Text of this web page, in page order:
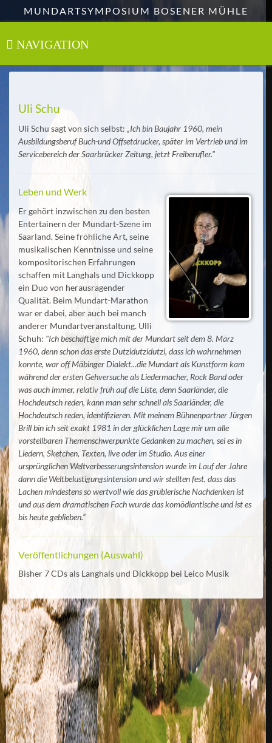
MUNDARTSYMPOSIUM BOSENER MÜHLE
NAVIGATION
Toggle
Uli Schu
Uli Schu sagt von sich selbst: „Ich bin Baujahr 1960, mein
Ausbildungsberuf Buch-und Offsetdrucker, später im Vertrieb und im
Servicebereich der Saarbrücker Zeitung, jetzt Freiberufler."
Leben und Werk
Er gehört inzwischen zu den besten
Entertainern der Mundart-Szene im
Saarland. Seine fröhliche Art, seine
musikalischen Kenntnisse und seine
kompositorischen Erfahrungen
schaffen mit Langhals und Dickkopp
ein Duo von herausragender
Qualität. Beim Mundart-Marathon
war er dabei, aber auch bei manch
anderer Mundartveranstaltung. Ulli
Schuh: "Ich beschäftige mich mit der Mundart seit dem 8. März
1960, denn schon das erste Dutzidutzidutzi, dass ich wahrnehmen
konnte, war off Mäbinger Dialekt...die Mundart als Kunstform kam
während der ersten Gehversuche als Liedermacher, Rock Band oder
was auch immer, relativ früh auf die Liste, denn Saarländer, die
Hochdeutsch reden, kann man sehr schnell als Saarländer, die
Hochdeutsch reden, identifizieren. Mit meinem Bühnenpartner Jürgen
Brill bin ich seit exakt 1981 in der glücklichen Lage mir um alle
vorstellbaren Themenschwerpunkte Gedanken zu machen, sei es in
Liedern, Sketchen, Texten, live oder im Studio. Aus einer
ursprünglichen Weltverbesserungsintension wurde im Lauf der Jahre
dann die Weltbelustigungsintension und wir stellten fest, dass das
Lachen mindestens so wertvoll wie das grüblerische Nachdenken ist
und aus dem dramatischen Fach wurde das komödiantische und ist es
bis heute geblieben.“
Veröffentlichungen (Auswahl)
Bisher 7 CDs als Langhals und Dickkopp bei Leico Musik